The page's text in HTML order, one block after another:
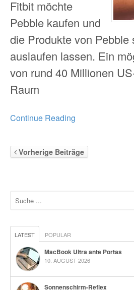
Fitbit möchte
Pebble kaufen und
die Produkte von Pebble
auslaufen lassen. Ein
von rund 40 Millionen
Raum
Continue Reading
Vorherige Beiträge
LATEST POPULAR
MacBook Ultra ante Portas
10. AUGUST 2026
Sonnenschirm-Reflex